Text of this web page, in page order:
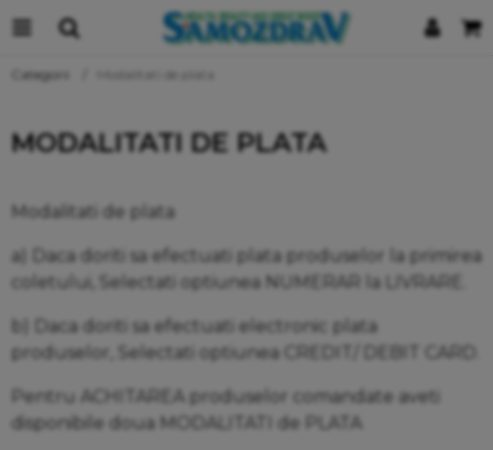
Categorii
MODALITATI DE PLATA
Modalitati de plata
a) Daca doriti sa efectuati plata produselor la primirea
coletului, Selectati optiunea NUMERAR la LIVRARE.
b) Daca doriti sa efectuati electronic plata
produselor, Selectati optiunea CREDIT/ DEBIT CARD.
Pentru ACHITAREA produselor comandate aveti
disponibile doua MODALITATI de PLATA